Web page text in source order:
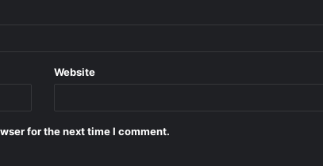
Website
for the next time I comment.